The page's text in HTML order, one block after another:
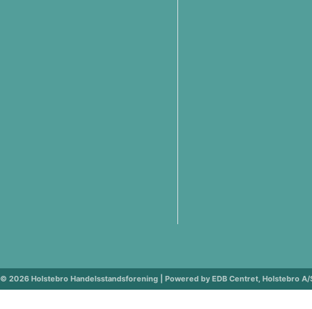
© 2026 Holstebro Handelsstandsforening | Powered by EDB Centret, Holstebro A/